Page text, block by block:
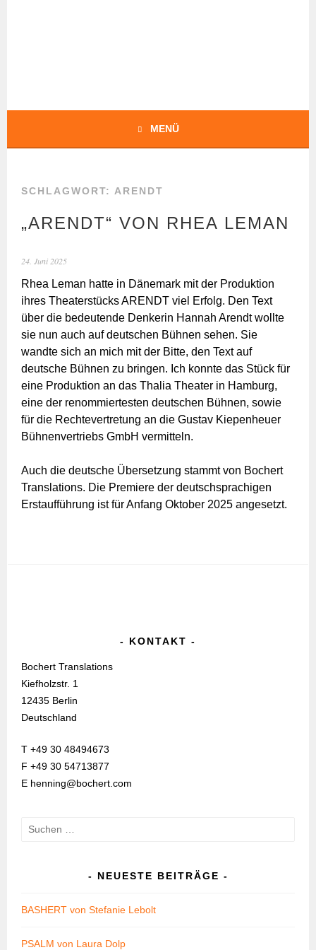
MENÜ
SCHLAGWORT: ARENDT
„ARENDT“ VON RHEA LEMAN
24. Juni 2025
Rhea Leman hatte in Dänemark mit der Produktion
ihres Theaterstücks ARENDT viel Erfolg. Den Text
über die bedeutende Denkerin Hannah Arendt wollte
sie nun auch auf deutschen Bühnen sehen. Sie
wandte sich an mich mit der Bitte, den Text auf
deutsche Bühnen zu bringen. Ich konnte das Stück für
eine Produktion an das Thalia Theater in Hamburg,
eine der renommiertesten deutschen Bühnen, sowie
für die Rechtevertretung an die Gustav Kiepenheuer
Bühnenvertriebs GmbH vermitteln.
Auch die deutsche Übersetzung stammt von Bochert
Translations. Die Premiere der deutschsprachigen
Erstaufführung ist für Anfang Oktober 2025 angesetzt.
KONTAKT
Bochert Translations
Kiefholzstr. 1
12435 Berlin
Deutschland
T +49 30 48494673
F +49 30 54713877
E henning@bochert.com
Suchen
NEUESTE BEITRÄGE
BASHERT von Stefanie Lebolt
PSALM von Laura Dolp